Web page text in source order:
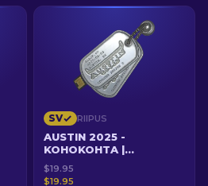
SV RIIPUS
AUSTIN 2025 -
KOHOKOHTA |
YKSINÄINEN SANKARI
DGT
$19.95
$19.95